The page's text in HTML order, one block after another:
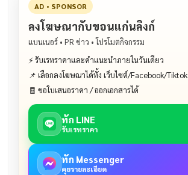
AD • SPONSOR
ลงโฆษณากับขอนแก่นลิงก์
แบนเนอร์ • PR ข่าว • โปรโมตกิจกรรม
⚡ รับเรทราคาและคำแนะนำภายในวันเดียว
📌 เลือกลงโฆษณาได้ทั้ง เว็บไซต์/Facebook/Tiktok
🧾 ขอใบเสนอราคา / ออกเอกสารได้
ทัก LINE
รับเรทราคา
ทัก Messenger
คุยรายละเอียด